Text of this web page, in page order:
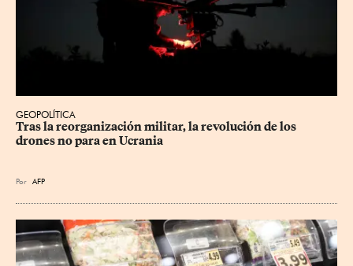
GEOPOLÍTICA
Tras la reorganización militar, la revolución de los
drones no para en Ucrania
Por AFP